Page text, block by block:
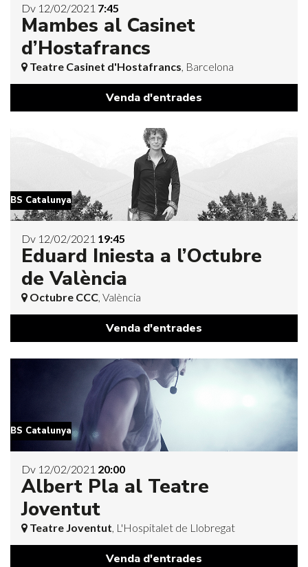
Dv 12/02/2021 7:45
Mambes al Casinet
d’Hostafrancs
Teatre Casinet d'Hostafrancs, Barcelona
Venda d'entrades
BS Catalunya
Dv 12/02/2021 19:45
Eduard Iniesta a l’Octubre
de València
Octubre CCC, València
Venda d'entrades
BS Catalunya
Dv 12/02/2021 20:00
Albert Pla al Teatre
Joventut
Teatre Joventut, L'Hospitalet de Llobregat
Venda d'entrades